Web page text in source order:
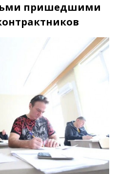
пришедшими